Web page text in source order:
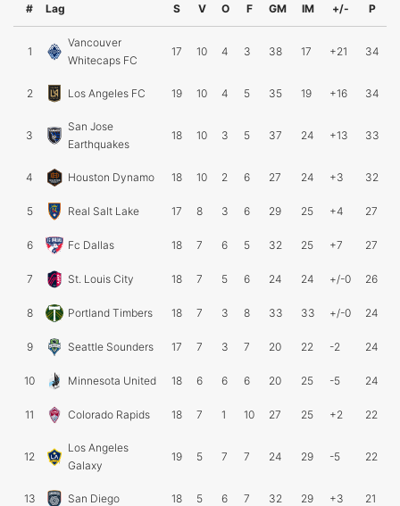
# Lag S V O F GM IM +/- P
1
Vancouver
Whitecaps FC
17 10 4 3 38 17 +21 34
2 Los Angeles FC 19 10 4 5 35 19 +16 34
3
San Jose
Earthquakes
18 10 3 5 37 24 +13 33
4 Houston Dynamo 18 10 2 6 27 24 +3 32
5 Real Salt Lake 17 8 3 6 29 25 +4 27
6 Fc Dallas 18 7 6 5 32 25 +7 27
7 St. Louis City 18 7 5 6 24 24 +/-0 26
8 Portland Timbers 18 7 3 8 33 33 +/-0 24
9 Seattle Sounders 17 7 3 7 20 22 -2 24
10 Minnesota United 18 6 6 6 20 25 -5 24
11 Colorado Rapids 18 7 1 10 27 25 +2 22
12
Los Angeles
Galaxy
19 5 7 7 24 29 -5 22
13 San Diego 18 5 6 7 32 29 +3 21